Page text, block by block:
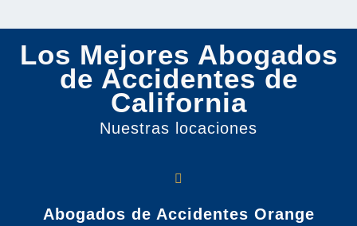
Los Mejores Abogados
de Accidentes de
California
Nuestras locaciones
Abogados de Accidentes Orange